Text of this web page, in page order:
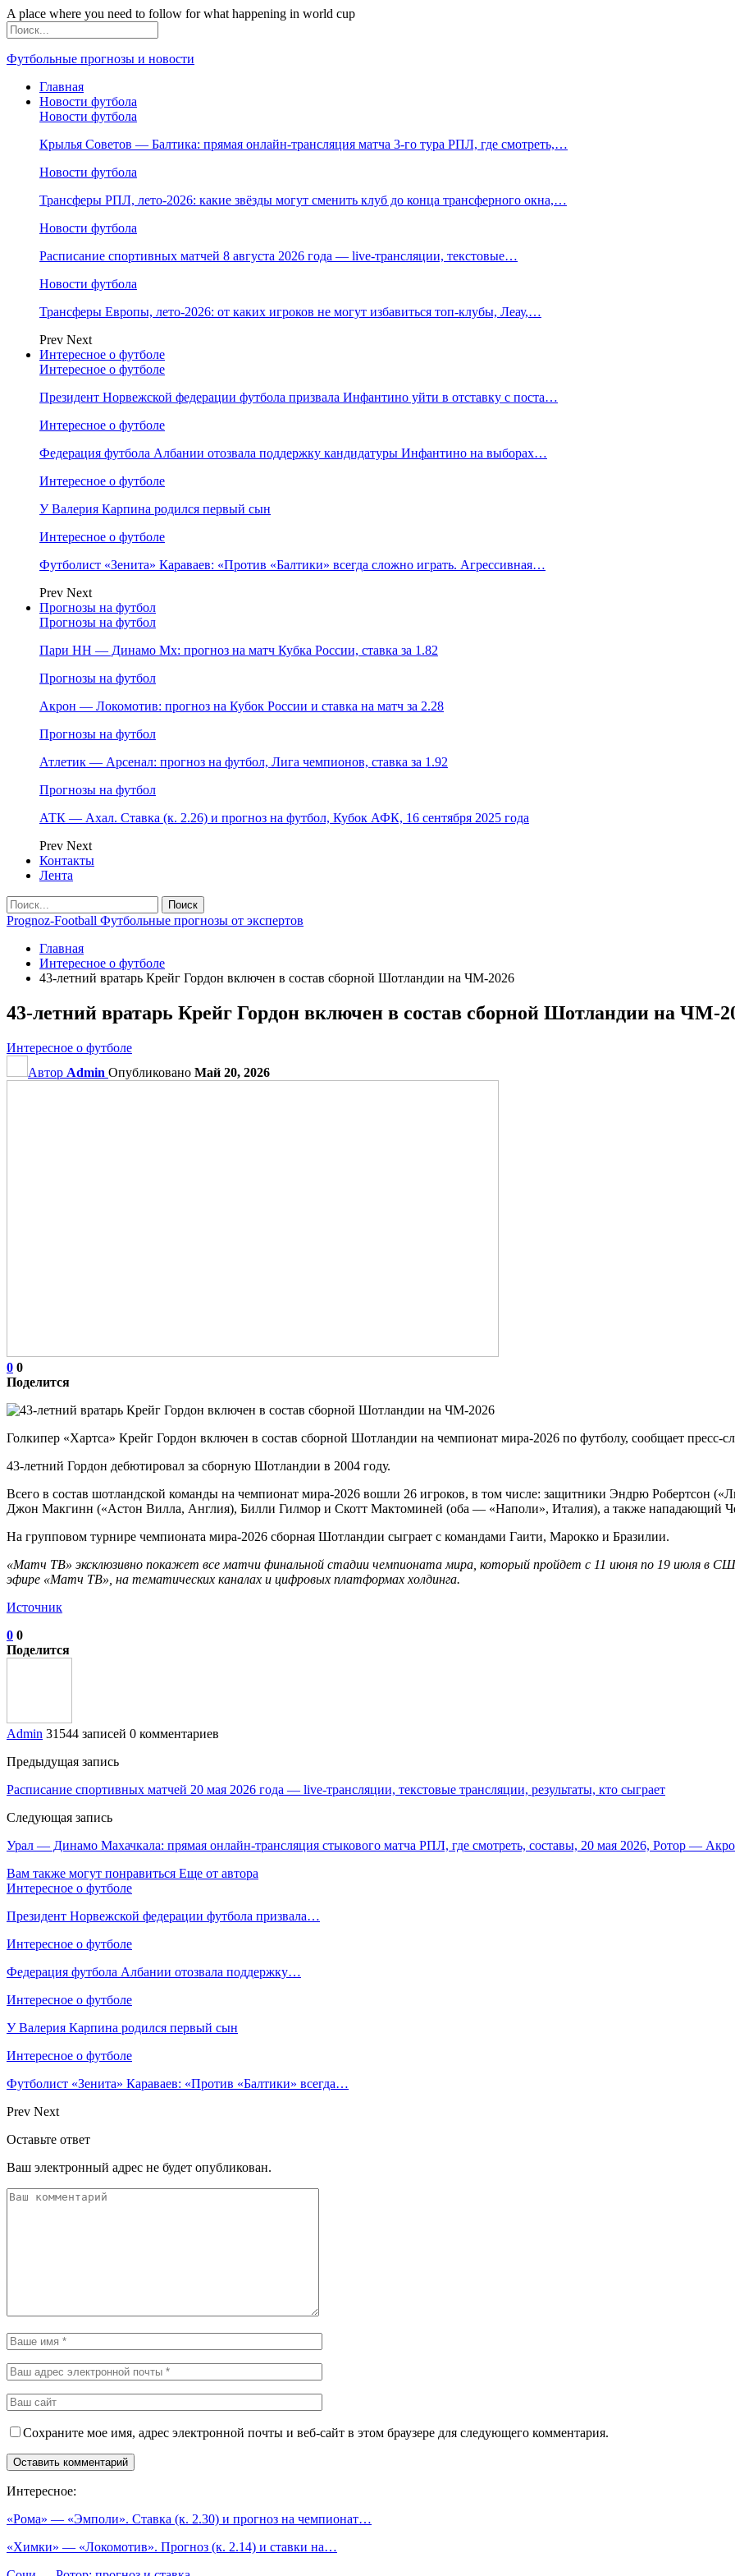
A place where you need to follow for what happening in world cup
Футбольные прогнозы и новости
Главная
Новости футбола
Новости футбола
Крылья Советов — Балтика: прямая онлайн-трансляция матча 3-го тура РПЛ, где смотреть,…
Новости футбола
Трансферы РПЛ, лето-2026: какие звёзды могут сменить клуб до конца трансферного окна,…
Новости футбола
Расписание спортивных матчей 8 августа 2026 года — live-трансляции, текстовые…
Новости футбола
Трансферы Европы, лето-2026: от каких игроков не могут избавиться топ-клубы, Леау,…
Prev Next
Интересное о футболе
Интересное о футболе
Президент Норвежской федерации футбола призвала Инфантино уйти в отставку с поста…
Интересное о футболе
Федерация футбола Албании отозвала поддержку кандидатуры Инфантино на выборах…
Интересное о футболе
У Валерия Карпина родился первый сын
Интересное о футболе
Футболист «Зенита» Караваев: «Против «Балтики» всегда сложно играть. Агрессивная…
Prev Next
Прогнозы на футбол
Прогнозы на футбол
Пари НН — Динамо Мх: прогноз на матч Кубка России, ставка за 1.82
Прогнозы на футбол
Акрон — Локомотив: прогноз на Кубок России и ставка на матч за 2.28
Прогнозы на футбол
Атлетик — Арсенал: прогноз на футбол, Лига чемпионов, ставка за 1.92
Прогнозы на футбол
АТК — Ахал. Ставка (к. 2.26) и прогноз на футбол, Кубок АФК, 16 сентября 2025 года
Prev Next
Контакты
Лента
Prognoz-Football Футбольные прогнозы от экспертов
Главная
Интересное о футболе
43‑летний вратарь Крейг Гордон включен в состав сборной Шотландии на ЧМ‑2026
43‑летний вратарь Крейг Гордон включен в состав сборной Шотландии на
Интересное о футболе
Автор Admin Опубликовано Май 20, 2026
0 0
Поделится
Голкипер «Хартса» Крейг Гордон включен в состав сборной Шотландии на чемпионат мира‑2026 по футболу, сообщает
43‑летний Гордон дебютировал за сборную Шотландии в 2004 году.
Всего в состав шотландской команды на чемпионат мира‑2026 вошли 26 игроков, в том числе: защитники Эндрю Робертсон
Джон Макгинн («Астон Вилла, Англия), Билли Гилмор и Скотт Мактоминей (оба — «Наполи», Италия), а также нападающий
На групповом турнире чемпионата мира‑2026 сборная Шотландии сыграет с командами Гаити, Марокко и Бразилии.
«Матч ТВ» эксклюзивно покажет все матчи финальной стадии чемпионата мира, который пройдет c 11 июня по 19 июля в
эфире «Матч ТВ», на тематических каналах и цифровых платформах холдинга.
Источник
0 0
Поделится
Admin 31544 записей 0 комментариев
Предыдущая запись
Расписание спортивных матчей 20 мая 2026 года — live-трансляции, текстовые трансляции, результаты, кто сыграет
Следующая запись
Урал — Динамо Махачкала: прямая онлайн-трансляция стыкового матча РПЛ, где смотреть, составы, 20 мая 2026, Ротор —
Вам также могут понравиться Еще от автора
Интересное о футболе
Президент Норвежской федерации футбола призвала…
Интересное о футболе
Федерация футбола Албании отозвала поддержку…
Интересное о футболе
У Валерия Карпина родился первый сын
Интересное о футболе
Футболист «Зенита» Караваев: «Против «Балтики» всегда…
Prev Next
Оставьте ответ
Ваш электронный адрес не будет опубликован.
Сохраните мое имя, адрес электронной почты и веб-сайт в этом браузере для следующего комментария.
Интересное:
«Рома» — «Эмполи». Ставка (к. 2.30) и прогноз на чемпионат…
«Химки» — «Локомотив». Прогноз (к. 2.14) и ставки на…